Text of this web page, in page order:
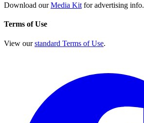
Download ourMedia Kit for advertising info.
Terms of Use
View ourstandard Terms of Use.